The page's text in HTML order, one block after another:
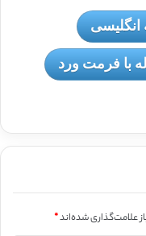
انگلیسی
با فرمت ورد
علامت‌گذاری شده‌اند*